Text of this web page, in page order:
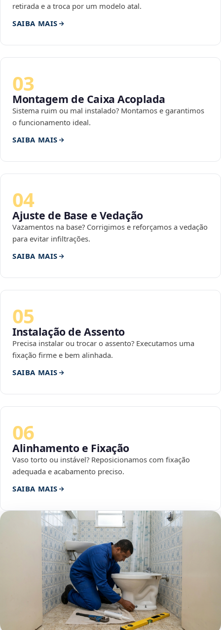
retirada e a troca por um modelo atal.
SAIBA MAIS
03
Montagem de Caixa Acoplada
Sistema ruim ou mal instalado? Montamos e garantimos
o funcionamento ideal.
SAIBA MAIS
04
Ajuste de Base e Vedação
Vazamentos na base? Corrigimos e reforçamos a vedação
para evitar infiltrações.
SAIBA MAIS
05
Instalação de Assento
Precisa instalar ou trocar o assento? Executamos uma
fixação firme e bem alinhada.
SAIBA MAIS
06
Alinhamento e Fixação
Vaso torto ou instável? Reposicionamos com fixação
adequada e acabamento preciso.
SAIBA MAIS